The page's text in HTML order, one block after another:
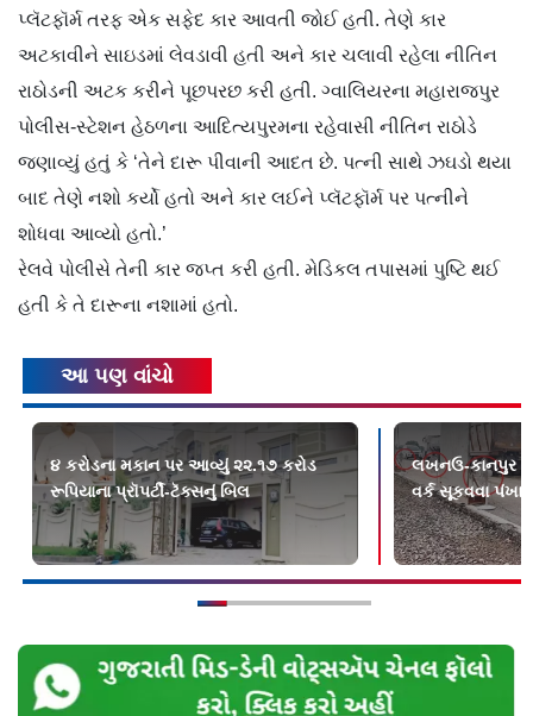
પ્લૅટફૉર્મ તરફ એક સફેદ કાર આવતી જોઈ હતી. તેણે કાર
અટકાવીને સાઇડમાં લેવડાવી હતી અને કાર ચલાવી રહેલા નીતિન
રાઠોડની અટક કરીને પૂછપરછ કરી હતી. ગ્વાલિયરના મહારાજપુર
પોલીસ-સ્ટેશન હેઠળના આદિત્યપુરમના રહેવાસી નીતિન રાઠોડે
જણાવ્યું હતું કે ‘તેને દારૂ પીવાની આદત છે. પત્ની સાથે ઝઘડો થયા
બાદ તેણે નશો કર્યો હતો અને કાર લઈને પ્લૅટફૉર્મ પર પત્નીને
શોધવા આવ્યો હતો.’
રેલવે પોલીસે તેની કાર જપ્ત કરી હતી. મેડિકલ તપાસમાં પુષ્ટિ થઈ
હતી કે તે દારૂના નશામાં હતો.
આ પણ વાંચો
૪ કરોડના મકાન પર આવ્યું ૨૨.૧૭ કરોડ
રૂપિયાના પ્રૉપર્ટી-ટૅક્સનું બિલ
લખનઉ-કાનપુર
વર્ક સૂકવવા પંખા